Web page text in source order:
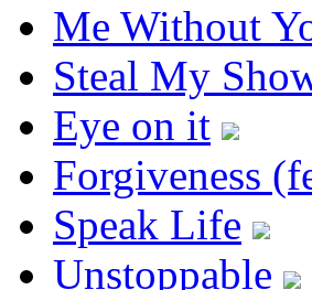
Me Without
Steal My
Eye on it
Forgiveness
Speak Life
Unstoppable